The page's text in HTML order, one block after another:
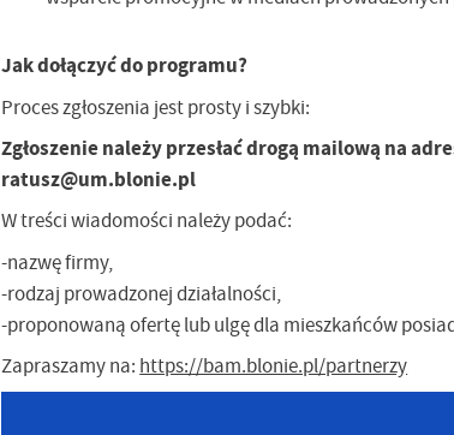
Jak dołączyć do programu?
Proces zgłoszenia jest prosty i szybki:
Zgłoszenie należy przesłać drogą mailową na
ratusz@um.blonie.pl
W treści wiadomości należy podać:
-nazwę firmy,
-rodzaj prowadzonej działalności,
-proponowaną ofertę lub ulgę dla mieszkańców
Zapraszamy na: https://bam.blonie.pl/partnerzy